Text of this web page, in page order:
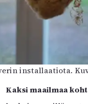
installaatiota.
Kaksi maailmaa